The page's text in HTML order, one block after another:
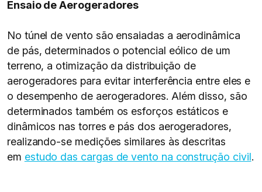
Ensaio de Aerogeradores
No túnel de vento são ensaiadas a aerodinâmica
de pás, determinados o potencial eólico de um
terreno, a otimização da distribuição de
aerogeradores para evitar interferência entre eles e
o desempenho de aerogeradores. Além disso, são
determinados também os esforços estáticos e
dinâmicos nas torres e pás dos aerogeradores,
realizando-se medições similares às descritas
em estudo das cargas de vento na construção civil.